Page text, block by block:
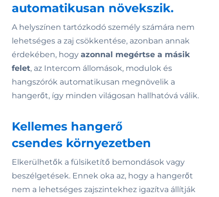
automatikusan növekszik.
A helyszínen tartózkodó személy számára nem
lehetséges a zaj csökkentése, azonban annak
érdekében, hogy azonnal megértse a másik
felet, az Intercom állomások, modulok és
hangszórók automatikusan megnövelik a
hangerőt, így minden világosan hallhatóvá válik.
Kellemes hangerő
csendes környezetben
Elkerülhetők a fülsiketítő bemondások vagy
beszélgetések. Ennek oka az, hogy a hangerőt
nem a lehetséges zajszintekhez igazítva állítják